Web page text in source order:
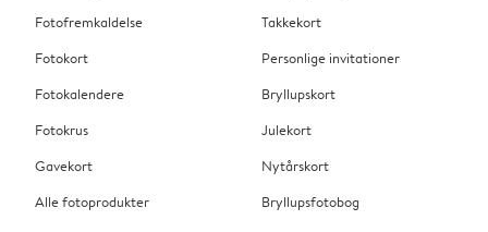
Fotofremkaldelse
Fotokort
Fotokalendere
Fotokrus
Gavekort
Alle fotoprodukter
Takkekort
Personlige invitationer
Bryllupskort
Julekort
Nytårskort
Bryllupsfotobog